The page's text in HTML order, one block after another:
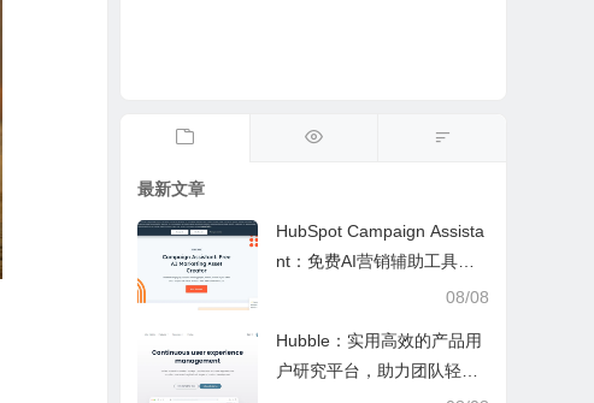
最新文章
HubSpot Campaign Assista
nt：免费AI营销辅助工具，
快速写文案提效优化营销工
08/08
Hubble：实用高效的产品用
户研究平台，助力团队轻松